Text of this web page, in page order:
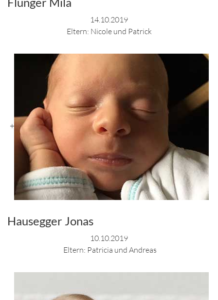
14.10.2019
Eltern: Nicole und Patrick
+
Hausegger Jonas
10.10.2019
Eltern: Patricia und Andreas